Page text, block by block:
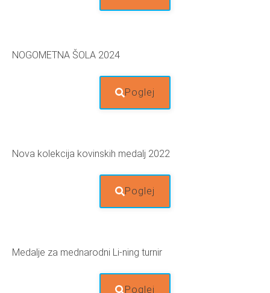
NOGOMETNA ŠOLA 2024
Poglej
Nova kolekcija kovinskih medalj 2022
Poglej
Medalje za mednarodni Li-ning turnir
Poglej